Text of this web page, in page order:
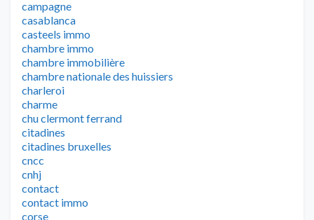
campagne
casablanca
casteels immo
chambre immo
chambre immobilière
chambre nationale des huissiers
charleroi
charme
chu clermont ferrand
citadines
citadines bruxelles
cncc
cnhj
contact
contact immo
corse